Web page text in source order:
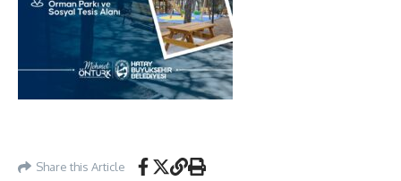
Share this Article